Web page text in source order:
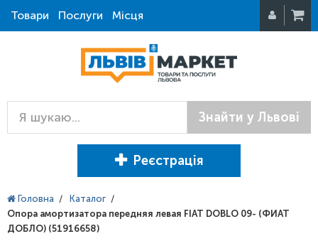
Товари Послуги Місця
Знайти у Львові
Реєстрація
Головна / Каталог /
Опора амортизатора передняя левая FIAT DOBLO 09- (ФИАТ
ДОБЛО) (51916658)